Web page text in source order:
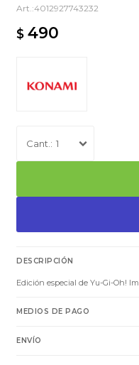
4012927743232
$ 490
1
DESCRIPCIÓN
Edición especial de Yu-Gi-Oh!
MEDIOS DE PAGO
ENVÍO